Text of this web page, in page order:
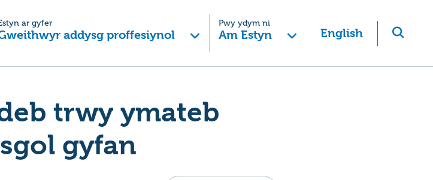
ar gyfer
addysg proffesiynol
Pwy ydym ni
Am Estyn English
trwy ymateb
gyfan